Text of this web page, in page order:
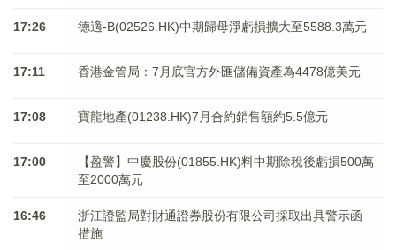
17:26 德適-B(02526.HK)中期歸母淨虧損擴大至5588.3萬元
17:11 香港金管局：7月底官方外匯儲備資產為4478億美元
17:08 寶龍地產(01238.HK)7月合約銷售額約5.5億元
17:00
【盈警】中慶股份(01855.HK)料中期除稅後虧損500萬
至2000萬元
16:46
浙江證監局對財通證券股份有限公司採取出具警示函
措施